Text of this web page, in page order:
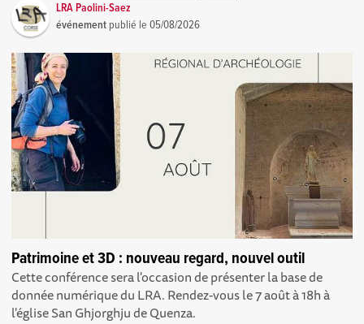
LRA Paolini-Saez
événement publié le05/08/2026
Patrimoine et 3D : nouveau regard, nouvel outil
Cette conférence sera l'occasion de présenter la base de
donnée numérique du LRA. Rendez-vous le 7 août à 18h à
l'église San Ghjorghju de Quenza.